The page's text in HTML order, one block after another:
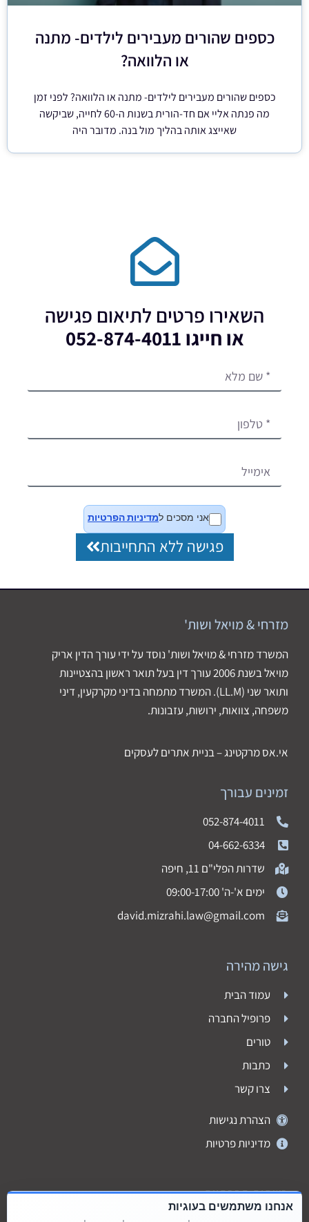
כספים שהורים מעבירים לילדים- מתנה
או הלוואה?
כספים שהורים מעבירים לילדים- מתנה או הלוואה? לפני זמן
מה פנתה אליי אם חד-הורית בשנות ה-60 לחייה, שביקשה
שאייצג אותה בהליך מול בנה. מדובר היה
השאירו פרטים לתיאום פגישה
או חייגו 052-874-4011
אני מסכים למדיניות הפרטיות
פגישה ללא התחייבות
מזרחי & מויאל ושות'
המשרד מזרחי & מויאל ושות' נוסד על ידי עורך הדין אריק
מויאל בשנת 2006 עורך דין בעל תואר ראשון בהצטיינות
ותואר שני (LL.M). המשרד מתמחה בדיני מקרקעין, דיני
משפחה, צוואות, ירושות, עזבונות.
אי.אס מרקטינג – בניית אתרים לעסקים
זמינים עבורך
052-874-4011
04-662-6334
שדרות הפלי"ם 11, חיפה
ימים א'-ה' 09:00-17:00
david.mizrahi.law@gmail.com
גישה מהירה
עמוד הבית
פרופיל החברה
טורים
כתבות
צרו קשר
הצהרת נגישות
מדיניות פרטיות
רשתות חברתיות
אנחנו משתמשים בעוגיות